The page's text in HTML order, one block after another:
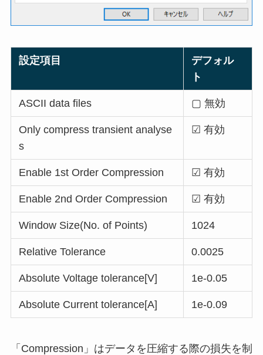
設定項目
デフォル
ト
ASCII data files ▢ 無効
Only compress transient analyse
s
☑ 有効
Enable 1st Order Compression ☑ 有効
Enable 2nd Order Compression ☑ 有効
Window Size(No. of Points) 1024
Relative Tolerance 0.0025
Absolute Voltage tolerance[V] 1e-0.05
Absolute Current tolerance[A] 1e-0.09
「Compression」はデータを圧縮する際の損失を制